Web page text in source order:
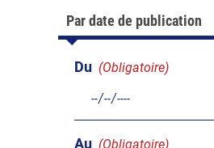
Par date de publication
Du (Obligatoire)
Au (Obligatoire)